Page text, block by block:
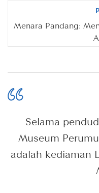
Menara Pandang:
Selama
Museum
adalah kediaman